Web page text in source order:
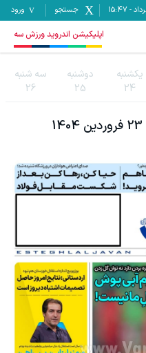
-
15:47 جستجو ورود
اپلیکیشن اندروید ورزش سه
یکشنبه
24
دوشنبه
25
سه شنبه
26